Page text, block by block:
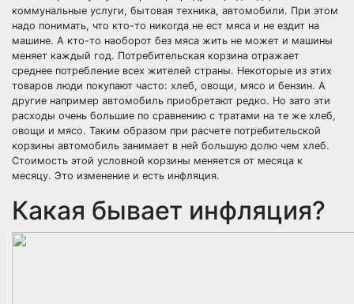
коммунальные услуги, бытовая техника, автомобили. При этом
надо понимать, что кто-то никогда не ест мяса и не ездит на
машине. А кто-то наоборот без мяса жить не может и машины
меняет каждый год. Потребительская корзина отражает
среднее потребление всех жителей страны. Некоторые из этих
товаров люди покупают часто: хлеб, овощи, мясо и бензин. А
другие например автомобиль приобретают редко. Но зато эти
расходы очень большие по сравнению с тратами на те же хлеб,
овощи и мясо. Таким образом при расчете потребительской
корзины автомобиль занимает в ней большую долю чем хлеб.
Стоимость этой условной корзины меняется от месяца к
месяцу. Это изменение и есть инфляция.
Какая бывает инфляция?